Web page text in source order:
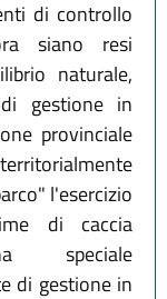
di controllo
siano resi
naturale,
gestione in
provinciale
l'esercizio
di caccia
speciale
di gestione in